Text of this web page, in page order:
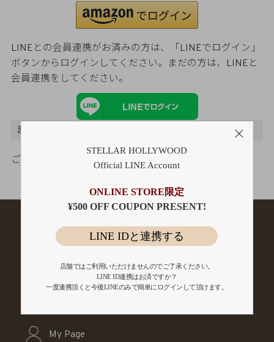
LINEとの会員連携がお済みの方は、「LINEでログイン」
ボタンからログインしてください。まだの方は、
LINEと
会員連携をしてください。
まだご登録がお済みでないお客様
ご購入金額の3％をポイント還元
My Page
STELLAR HOLLYWOOD
Official LINE Account
ONLINE STORE限定
¥500 OFF COUPON PRESENT!
LINE IDと連携する
店舗ではご利用いただけませんのでご了承ください。
LINE ID連携はお済ですか？
一度連携頂くと今後LINEのみで簡単にログインして頂けます。